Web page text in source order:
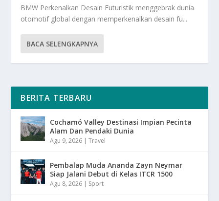
BMW Perkenalkan Desain Futuristik menggebrak dunia
otomotif global dengan memperkenalkan desain fu...
BACA SELENGKAPNYA
BERITA TERBARU
Cochamó Valley Destinasi Impian Pecinta
Alam Dan Pendaki Dunia
Agu 9, 2026 |Travel
Pembalap Muda Ananda Zayn Neymar
Siap Jalani Debut di Kelas ITCR 1500
Agu 8, 2026 | Sport